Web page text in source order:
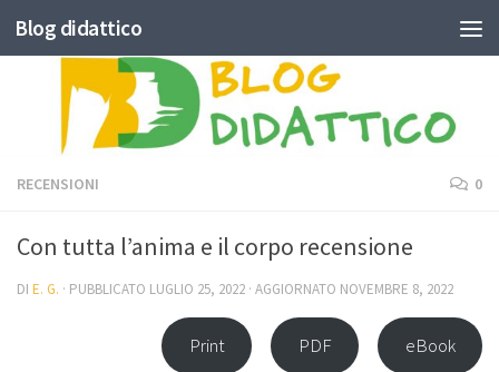
Skip to content
Blog didattico
RECENSIONI 0
Con tutta l’anima e il corpo recensione
DI E. G. · PUBBLICATO LUGLIO 25, 2022 · AGGIORNATO NOVEMBRE 8, 2022
Print PDF eBook